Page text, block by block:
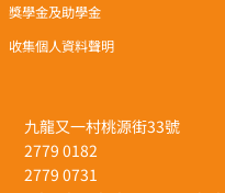
九龍又一村桃源街33號
2779 0182
2779 0731
獎學金及助學金
收集個人資料聲明